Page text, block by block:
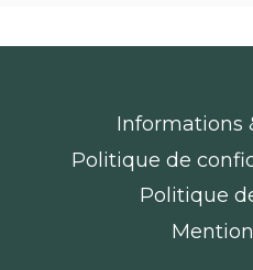
Informations
Politique de
Politique